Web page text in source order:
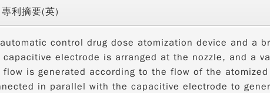
利摘要(英)
control drug dose atomization device and a
capacitive electrode is arranged at the nozzle, and a
flow is generated according to the flow of the
in parallel with the capacitive electrode to